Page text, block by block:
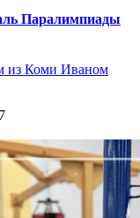
Паралимпиады
из Коми Иваном